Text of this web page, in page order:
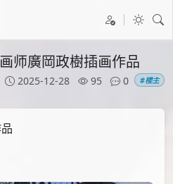
师廣岡政樹插画作品
2025-12-28 95
0
#楼主